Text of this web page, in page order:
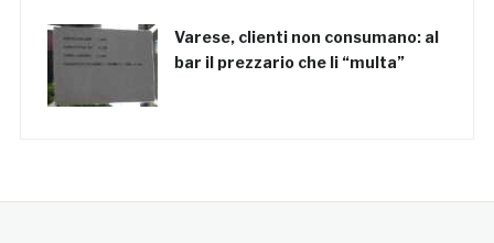
Varese, clienti non consumano: al
bar il prezzario che li “multa”